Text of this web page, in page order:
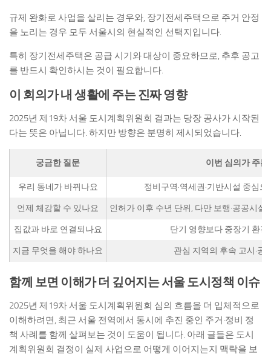
규제 완화로 사업을 살리는 경우와, 장기전세주택으로 주거 안정
을 노리는 경우 모두 서울시의 현실적인 선택지입니다.
특히 장기전세주택은 공급 시기와 대상이 중요하므로, 추후 공고
를 반드시 확인하시는 것이 필요합니다.
이 회의가 내 생활에 주는 진짜 영향
2025년 제19차 서울 도시계획위원회 결과는 당장 공사가 시작된
다는 뜻은 아닙니다. 하지만 방향은 분명히 제시되었습니다.
궁금한 질문 이번 심의가 주는
우리 동네가 바뀌나요 정비구역·역세권·기반시설 중심
언제 체감할 수 있나요 인허가 이후 수년 단위, 다만 보행·공공시
집값과 바로 연결되나요 단기 영향보다 중장기 환
지금 무엇을 해야 하나요 관심 지역의 후속 고시·공
함께 보면 이해가 더 깊어지는 서울 도시정책 이슈
2025년 제19차 서울 도시계획위원회 심의 흐름을 더 입체적으로
이해하려면, 최근 서울 전역에서 동시에 추진 중인 주거·정비 정
책 사례를 함께 살펴보는 것이 도움이 됩니다. 아래 글들은 도시
계획위원회 결정이 실제 사업으로 어떻게 이어지는지 맥락을 보